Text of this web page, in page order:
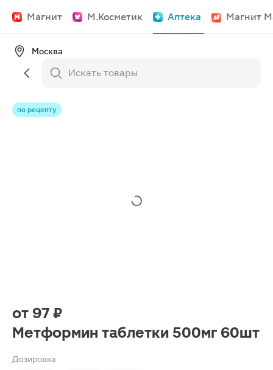
Магнит М.Косметик Аптека Магнит
Москва
по рецепту
от 97 ₽
Метформин таблетки 500мг 60шт
Дозировка